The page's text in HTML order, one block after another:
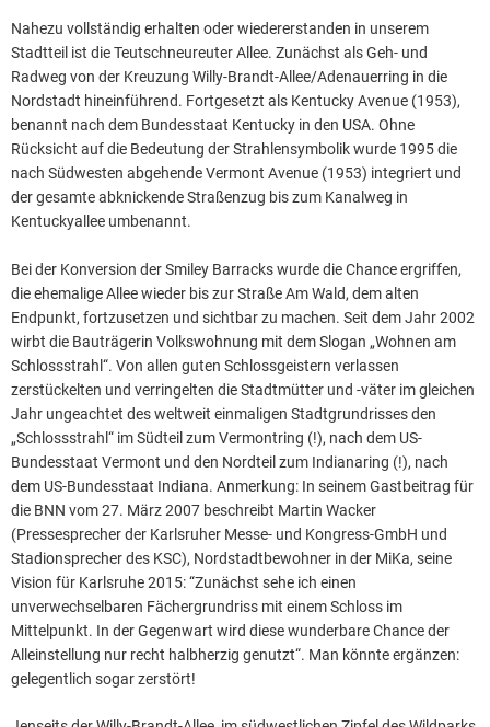
Nahezu vollständig erhalten oder wiedererstanden in unserem
Stadtteil ist die Teutschneureuter Allee. Zunächst als Geh- und
Radweg von der Kreuzung Willy-Brandt-Allee/Adenauerring in die
Nordstadt hineinführend. Fortgesetzt als Kentucky Avenue (1953),
benannt nach dem Bundesstaat Kentucky in den USA. Ohne
Rücksicht auf die Bedeutung der Strahlensymbolik wurde 1995 die
nach Südwesten abgehende Vermont Avenue (1953) integriert und
der gesamte abknickende Straßenzug bis zum Kanalweg in
Kentuckyallee umbenannt.
Bei der Konversion der Smiley Barracks wurde die Chance ergriffen,
die ehemalige Allee wieder bis zur Straße Am Wald, dem alten
Endpunkt, fortzusetzen und sichtbar zu machen. Seit dem Jahr 2002
wirbt die Bauträgerin Volkswohnung mit dem Slogan „Wohnen am
Schlossstrahl“. Von allen guten Schlossgeistern verlassen
zerstückelten und verringelten die Stadtmütter und -väter im gleichen
Jahr ungeachtet des weltweit einmaligen Stadtgrundrisses den
„Schlossstrahl“ im Südteil zum Vermontring (!), nach dem US-
Bundesstaat Vermont und den Nordteil zum Indianaring (!), nach
dem US-Bundesstaat Indiana. Anmerkung: In seinem Gastbeitrag für
die BNN vom 27. März 2007 beschreibt Martin Wacker
(Pressesprecher der Karlsruher Messe- und Kongress-GmbH und
Stadionsprecher des KSC), Nordstadtbewohner in der MiKa, seine
Vision für Karlsruhe 2015: “Zunächst sehe ich einen
unverwechselbaren Fächergrundriss mit einem Schloss im
Mittelpunkt. In der Gegenwart wird diese wunderbare Chance der
Alleinstellung nur recht halbherzig genutzt“. Man könnte ergänzen:
gelegentlich sogar zerstört!